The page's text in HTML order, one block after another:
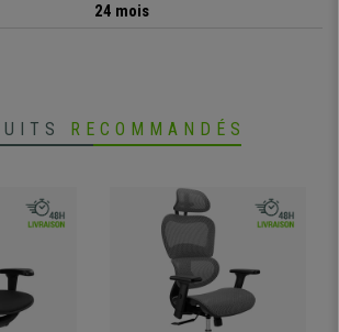
24 mois
RECOMMANDÉS